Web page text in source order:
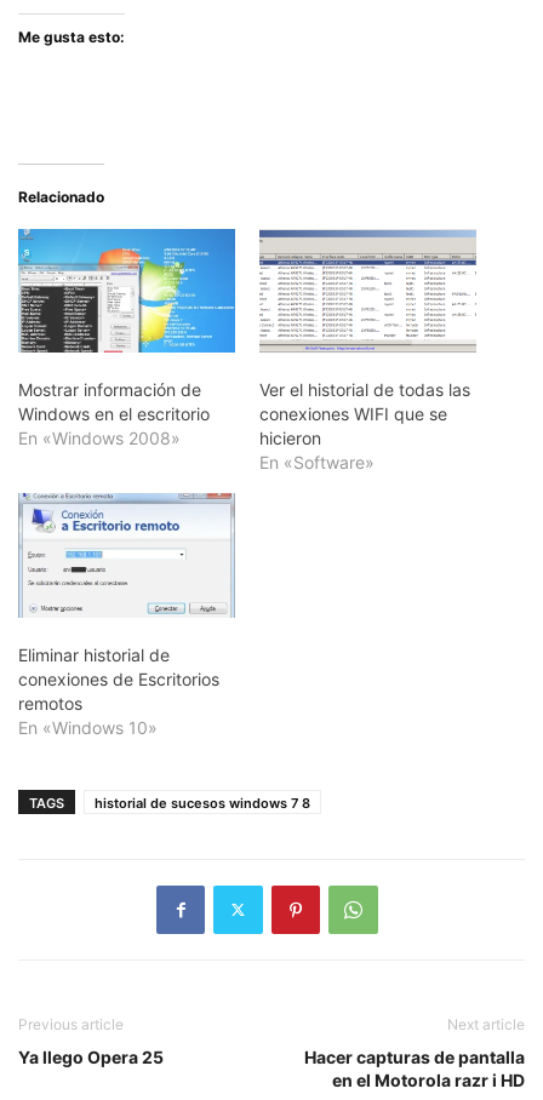
Me gusta esto:
Relacionado
Mostrar información de
Windows en el escritorio
En «Windows 2008»
Ver el historial de todas las
conexiones WIFI que se
hicieron
En «Software»
Eliminar historial de
conexiones de Escritorios
remotos
En «Windows 10»
TAGS historial de sucesos windows 7 8
Previous article
Ya llego Opera 25
Next article
Hacer capturas de pantalla
en el Motorola razr i HD